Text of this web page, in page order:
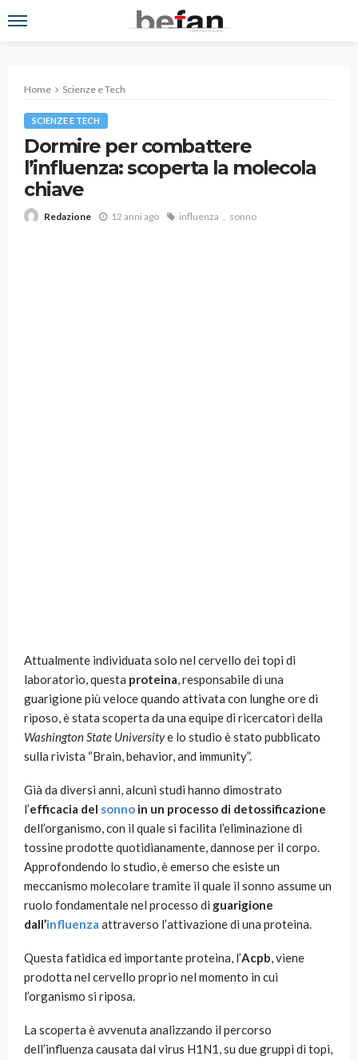
Home Scienze e Tech
SCIENZE E TECH
Dormire per combattere
l’influenza: scoperta la molecola
chiave
Redazione 12 anni ago influenza sonno
Attualmente individuata solo nel cervello dei topi di
laboratorio, questa proteina, responsabile di una
guarigione più veloce quando attivata con lunghe ore di
riposo, è stata scoperta da una equipe di ricercatori della
Washington State Universitye lo studio è stato pubblicato
sulla rivista “Brain, behavior, and immunity”.
Già da diversi anni, alcuni studi hanno dimostrato
l’efficacia del sonno in un processo di detossificazione
dell’organismo, con il quale si facilita l’eliminazione di
tossine prodotte quotidianamente, dannose per il corpo.
Approfondendo lo studio, è emerso che esiste un
meccanismo molecolare tramite il quale il sonno assume un
ruolo fondamentale nel processo di guarigione
dall’influenza attraverso l’attivazione di una proteina.
Questa fatidica ed importante proteina, l’Acpb, viene
prodotta nel cervello proprio nel momento in cui
l’organismo si riposa.
La scoperta è avvenuta analizzando il percorso
dell’influenza causata dal virus H1N1, su due gruppi di topi,